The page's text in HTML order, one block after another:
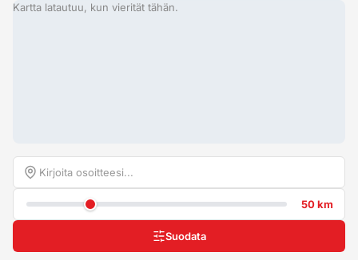
Kartta latautuu, kun vierität tähän.
50 km
Suodata